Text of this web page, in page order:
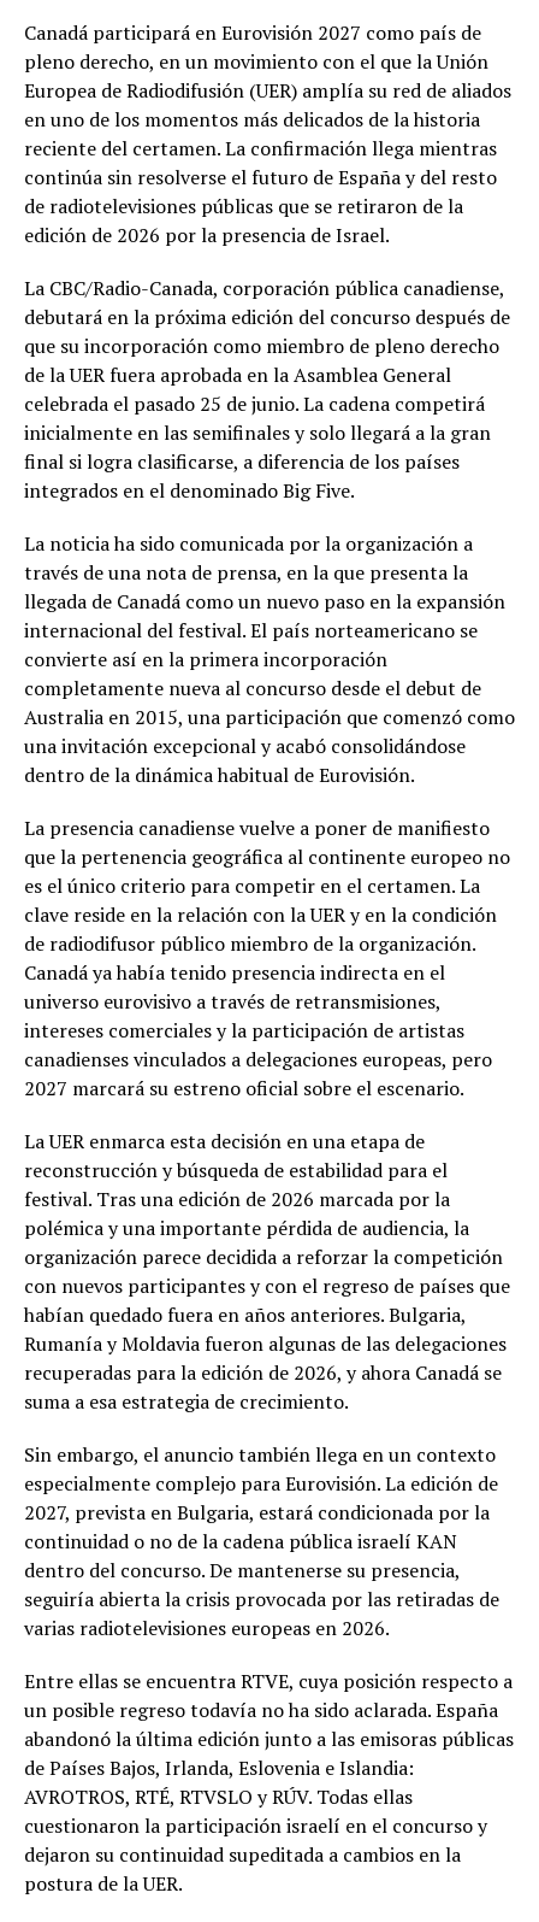
Canadá participará en Eurovisión 2027 como país de
pleno derecho, en un movimiento con el que la Unión
Europea de Radiodifusión (UER) amplía su red de aliados
en uno de los momentos más delicados de la historia
reciente del certamen. La confirmación llega mientras
continúa sin resolverse el futuro de España y del resto
de radiotelevisiones públicas que se retiraron de la
edición de 2026 por la presencia de Israel.
La CBC/Radio-Canada, corporación pública canadiense,
debutará en la próxima edición del concurso después de
que su incorporación como miembro de pleno derecho
de la UER fuera aprobada en la Asamblea General
celebrada el pasado 25 de junio. La cadena competirá
inicialmente en las semifinales y solo llegará a la gran
final si logra clasificarse, a diferencia de los países
integrados en el denominado Big Five.
La noticia ha sido comunicada por la organización a
través de una nota de prensa, en la que presenta la
llegada de Canadá como un nuevo paso en la expansión
internacional del festival. El país norteamericano se
convierte así en la primera incorporación
completamente nueva al concurso desde el debut de
Australia en 2015, una participación que comenzó como
una invitación excepcional y acabó consolidándose
dentro de la dinámica habitual de Eurovisión.
La presencia canadiense vuelve a poner de manifiesto
que la pertenencia geográfica al continente europeo no
es el único criterio para competir en el certamen. La
clave reside en la relación con la UER y en la condición
de radiodifusor público miembro de la organización.
Canadá ya había tenido presencia indirecta en el
universo eurovisivo a través de retransmisiones,
intereses comerciales y la participación de artistas
canadienses vinculados a delegaciones europeas, pero
2027 marcará su estreno oficial sobre el escenario.
La UER enmarca esta decisión en una etapa de
reconstrucción y búsqueda de estabilidad para el
festival. Tras una edición de 2026 marcada por la
polémica y una importante pérdida de audiencia, la
organización parece decidida a reforzar la competición
con nuevos participantes y con el regreso de países que
habían quedado fuera en años anteriores. Bulgaria,
Rumanía y Moldavia fueron algunas de las delegaciones
recuperadas para la edición de 2026, y ahora Canadá se
suma a esa estrategia de crecimiento.
Sin embargo, el anuncio también llega en un contexto
especialmente complejo para Eurovisión. La edición de
2027, prevista en Bulgaria, estará condicionada por la
continuidad o no de la cadena pública israelí KAN
dentro del concurso. De mantenerse su presencia,
seguiría abierta la crisis provocada por las retiradas de
varias radiotelevisiones europeas en 2026.
Entre ellas se encuentra RTVE, cuya posición respecto a
un posible regreso todavía no ha sido aclarada. España
abandonó la última edición junto a las emisoras públicas
de Países Bajos, Irlanda, Eslovenia e Islandia:
AVROTROS, RTÉ, RTVSLO y RÚV. Todas ellas
cuestionaron la participación israelí en el concurso y
dejaron su continuidad supeditada a cambios en la
postura de la UER.